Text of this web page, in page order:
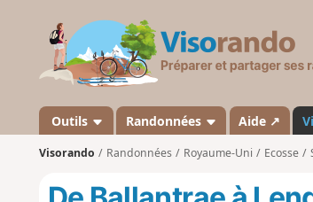
Outils Randonnées Aide ↗
Visorando Randonnées Royaume-Uni Ecosse